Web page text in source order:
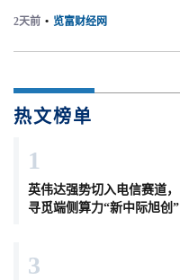
2天前 • 览富财经网
热文榜单
1
英伟达强势切入电信赛道，
寻觅端侧算力“新中际旭创”
3